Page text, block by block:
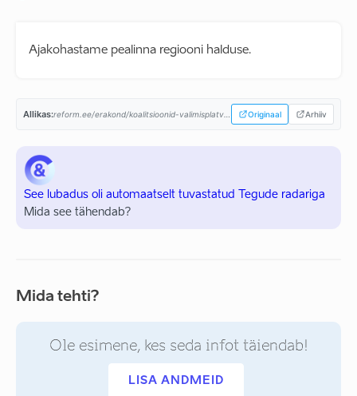
Ajakohastame pealinna regiooni halduse.
Allikas: Originaal Arhiiv
See lubadus oli automaatselt tuvastatud Tegude radariga
Mida see tähendab?
Mida tehti?
Ole esimene, kes seda infot täiendab!
LISA ANDMEID